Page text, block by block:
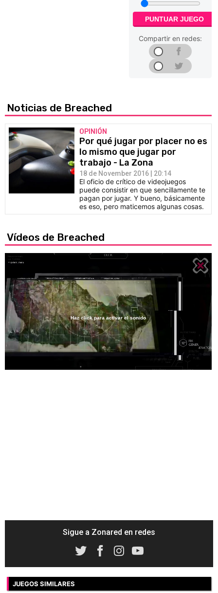
PUNTUAR JUEGO
Compartir en redes:
Noticias de Breached
OPINIÓN
Por qué jugar por placer no es
lo mismo que jugar por
trabajo - La Zona
18 de November 2016 | 20:14
El oficio de crítico de videojuegos
puede consistir en que sencillamente te
pagan por jugar. Y bueno, básicamente
es eso, pero maticemos algunas cosas.
Vídeos de Breached
/
Loaded:
31.65%
Haz click para activar el sonido
Sigue a Zonared en redes
JUEGOS SIMILARES